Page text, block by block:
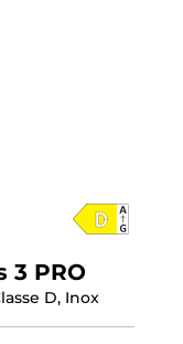
3 PRO
D, Inox